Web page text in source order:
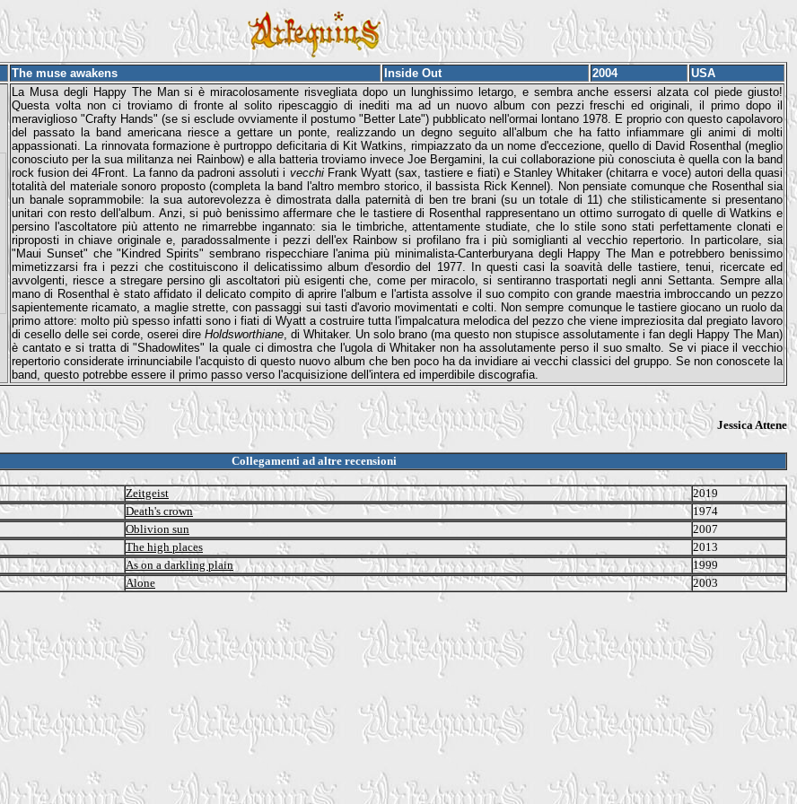
The muse awakens Inside Out 2004
USA
La Musa degli Happy The Man si è miracolosamente risvegliata dopo un lunghissimo letargo, e sembra anche essersi alzata col piede giusto!
Questa volta non ci troviamo di fronte al solito ripescaggio di inediti ma ad un nuovo album con pezzi freschi ed originali, il primo dopo il
meraviglioso "Crafty Hands" (se si esclude ovviamente il postumo "Better Late") pubblicato nell'ormai lontano 1978. E proprio con questo capolavoro
del passato la band americana riesce a gettare un ponte, realizzando un degno seguito all'album che ha fatto infiammare gli animi di molti
appassionati. La rinnovata formazione è purtroppo deficitaria di Kit Watkins, rimpiazzato da un nome d'eccezione, quello di David Rosenthal (meglio
conosciuto per la sua militanza nei Rainbow) e alla batteria troviamo invece Joe Bergamini, la cui collaborazione più conosciuta è quella con la band
rock fusion dei 4Front. La fanno da padroni assoluti i vecchiFrank Wyatt (sax, tastiere e fiati) e Stanley Whitaker (chitarra e voce) autori della quasi
totalità del materiale sonoro proposto (completa la band l'altro membro storico, il bassista Rick Kennel). Non pensiate comunque che Rosenthal sia
un banale soprammobile: la sua autorevolezza è dimostrata dalla paternità di ben tre brani (su un totale di 11) che stilisticamente si presentano
unitari con resto dell'album. Anzi, si può benissimo affermare che le tastiere di Rosenthal rappresentano un ottimo surrogato di quelle di Watkins e
persino l'ascoltatore più attento ne rimarrebbe ingannato: sia le timbriche, attentamente studiate, che lo stile sono stati perfettamente clonati e
riproposti in chiave originale e, paradossalmente i pezzi dell'ex Rainbow si profilano fra i più somiglianti al vecchio repertorio. In particolare, sia
"Maui Sunset" che "Kindred Spirits" sembrano rispecchiare l'anima più minimalista-Canterburyana degli Happy The Man e potrebbero benissimo
mimetizzarsi fra i pezzi che costituiscono il delicatissimo album d'esordio del 1977. In questi casi la soavità delle tastiere, tenui, ricercate ed
avvolgenti, riesce a stregare persino gli ascoltatori più esigenti che, come per miracolo, si sentiranno trasportati negli anni Settanta. Sempre alla
mano di Rosenthal è stato affidato il delicato compito di aprire l'album e l'artista assolve il suo compito con grande maestria imbroccando un pezzo
sapientemente ricamato, a maglie strette, con passaggi sui tasti d'avorio movimentati e colti. Non sempre comunque le tastiere giocano un ruolo da
primo attore: molto più spesso infatti sono i fiati di Wyatt a costruire tutta l'impalcatura melodica del pezzo che viene impreziosita dal pregiato lavoro
di cesello delle sei corde, oserei dire Holdsworthiane, di Whitaker. Un solo brano (ma questo non stupisce assolutamente i fan degli Happy The Man)
è cantato e si tratta di "Shadowlites" la quale ci dimostra che l'ugola di Whitaker non ha assolutamente perso il suo smalto. Se vi piace il vecchio
repertorio considerate irrinunciabile l'acquisto di questo nuovo album che ben poco ha da invidiare ai vecchi classici del gruppo. Se non conoscete la
band, questo potrebbe essere il primo passo verso l'acquisizione dell'intera ed imperdibile discografia.
Jessica Attene
Collegamenti ad altre recensioni
Zeitgeist
2019
Death's crown
1974
Oblivion sun
2007
The high places
2013
As on a darkling plain
1999
Alone 2003